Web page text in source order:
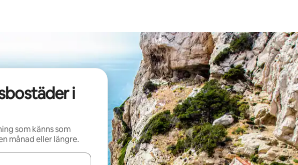
i
som känns som
månad eller längre.